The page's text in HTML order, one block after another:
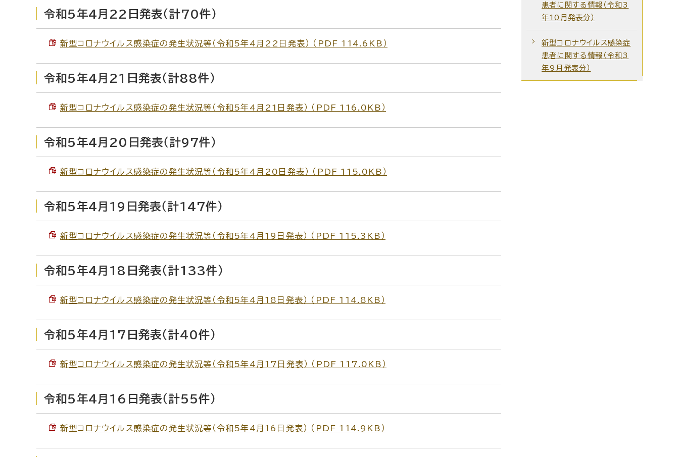
令和5年4月22日発表（計70件）
新型コロナウイルス感染症の発生状況等（令和5年4月22日発表） （PDF 114.6KB）
令和5年4月21日発表（計88件）
新型コロナウイルス感染症の発生状況等（令和5年4月21日発表） （PDF 116.0KB）
令和5年4月20日発表（計97件）
新型コロナウイルス感染症の発生状況等（令和5年4月20日発表） （PDF 115.0KB）
令和5年4月19日発表（計147件）
新型コロナウイルス感染症の発生状況等（令和5年4月19日発表） （PDF 115.3KB）
令和5年4月18日発表（計133件）
新型コロナウイルス感染症の発生状況等（令和5年4月18日発表） （PDF 114.8KB）
令和5年4月17日発表（計40件）
新型コロナウイルス感染症の発生状況等（令和5年4月17日発表） （PDF 117.0KB）
令和5年4月16日発表（計55件）
新型コロナウイルス感染症の発生状況等（令和5年4月16日発表） （PDF 114.9KB）
患者に関する情報（令和3
年10月発表分）
新型コロナウイルス感染症
患者に関する情報（令和3
年9月発表分）